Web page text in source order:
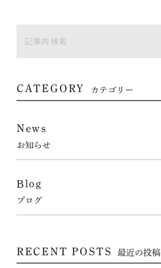
CATEGORY カテゴリー
News
お知らせ
Blog
ブログ
RECENT POSTS 最近の投稿